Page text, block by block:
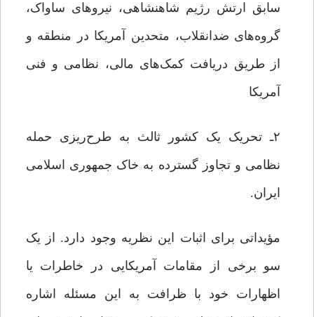
سابق ارتش رژیم شاهنشاهی، نیروهای ساواک،
گروه‌های ضدانقلاب، متحدین آمریکا در منطقه و
از طریق دریافت کمک‌های مالی، نظامی و فنی
آمریکا
۲ـ تحریک یک کشور ثالث به طرح‌ریزی حمله
نظامی و تجاوز گسترده به خاک جمهوری اسلامی
ایران.
مؤیداتی برای اثبات این نظریه وجود دارد. از یک
سو برخی از مقامات آمریکایی در خاطرات یا
اظهارات خود با ظرافت به این مسئله اشاره